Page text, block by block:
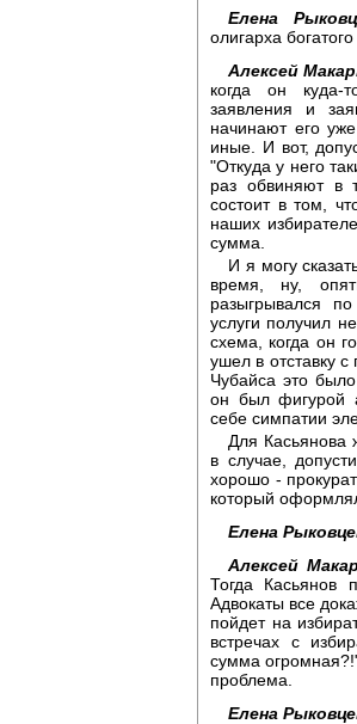
Елена
олигарха
Алексей
когда он куда-
заявления и
начинают его
иные. И вот,
"Откуда у него
раз обвиняют в
состоит в том,
наших
сумма.
И я могу
время, ну,
разыгрывался
услуги получил
схема, когда он
ушел в отставку
Чубайса это
он был фигурой
себе симпатии
Для Касьянова
в случае,
хорошо -
который
Елена
Алексей
Тогда Касьянов
Адвокаты все
пойдет на
встречах с
сумма
проблема.
Елена